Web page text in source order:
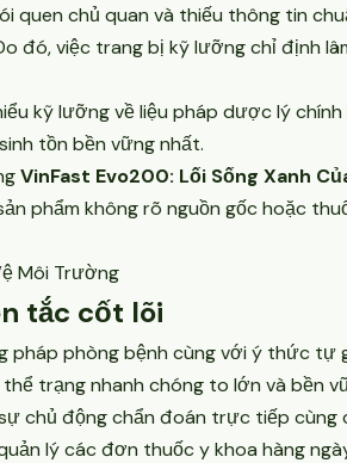
quen chủ quan và thiếu thông tin
đó, việc trang bị kỹ lưỡng chỉ định
kỹ lưỡng về liệu pháp dược lý
tồn bền vững nhất.
VinFast Evo200: Lối Sống Xanh
phẩm không rõ nguồn gốc hoặc
Môi Trường
tắc cốt lõi
pháp phòng bệnh cùng với ý thức
trạng nhanh chóng to lớn và bền
chủ động chẩn đoán trực tiếp cùng
lý các đơn thuốc y khoa hàng